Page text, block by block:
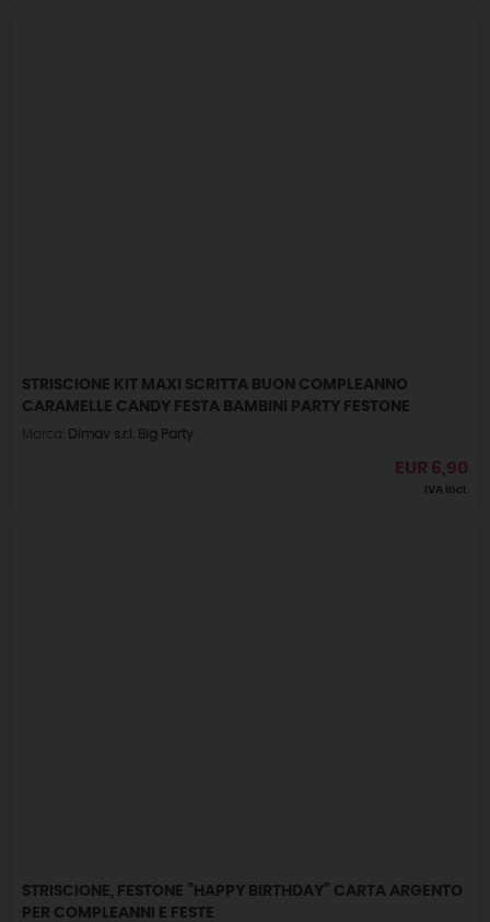
STRISCIONE KIT MAXI SCRITTA BUON COMPLEANNO
CARAMELLE CANDY FESTA BAMBINI PARTY FESTONE
Marca: Dimav s.r.l. Big Party
EUR 6,90
IVA incl.
STRISCIONE, FESTONE ”HAPPY BIRTHDAY” CARTA ARGENTO
PER COMPLEANNI E FESTE